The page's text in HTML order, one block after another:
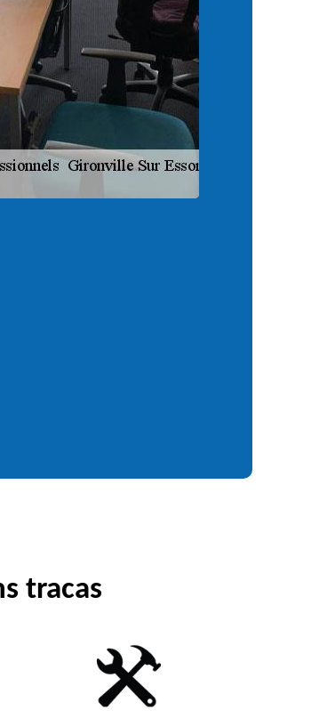
tracas